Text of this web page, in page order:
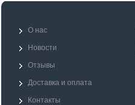
О нас
Новости
Отзывы
Доставка и оплата
Контакты